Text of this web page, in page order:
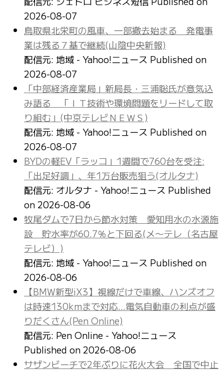
2026-08-07
鳥取県北栄町の風車、一部撤去始まる 発電事
業は残る７基で継続(山陰中央新報)
配信元: 地域 - Yahoo!ニュース Published on
2026-08-07
「中部経済産業局」新局長・三浦聡氏が意気込
み語る 「ＩＴ技術や環境問題をリードして取
り組む」(中京テレビＮＥＷＳ)
配信元: 地域 - Yahoo!ニュース Published on
2026-08-07
BYDの軽EV「ラッコ」1週間で760台を受注:
「出足好調」、年1万台販売狙う(オルタナ)
配信元: オルタナ - Yahoo!ニュース Published
on 2026-08-06
牧尾ダムで7日から節水対策 愛知用水の水源施
設 貯水率が60.7％と下回る(メ〜テレ（名古屋
テレビ）)
配信元: 地域 - Yahoo!ニュース Published on
2026-08-06
【BMW新型iX3】視線だけで車線、ハンズオフ
は時速130kmまで対応…電気自動車の利点が盛
りだくさん(Pen Online)
配信元: Pen Online - Yahoo!ニュース
Published on 2026-08-06
サザンビーチで2年ぶりに花火大会 全国で中止